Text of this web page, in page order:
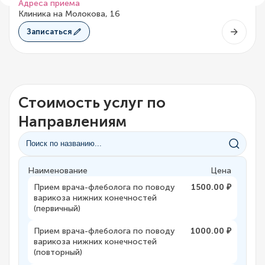
Адреса приема
Клиника на Молокова, 16
Записаться
Стоимость услуг по
Направлениям
Наименование
Цена
Прием врача-флеболога по поводу
варикоза нижних конечностей
(первичный)
1500.00 ₽
Прием врача-флеболога по поводу
варикоза нижних конечностей
(повторный)
1000.00 ₽